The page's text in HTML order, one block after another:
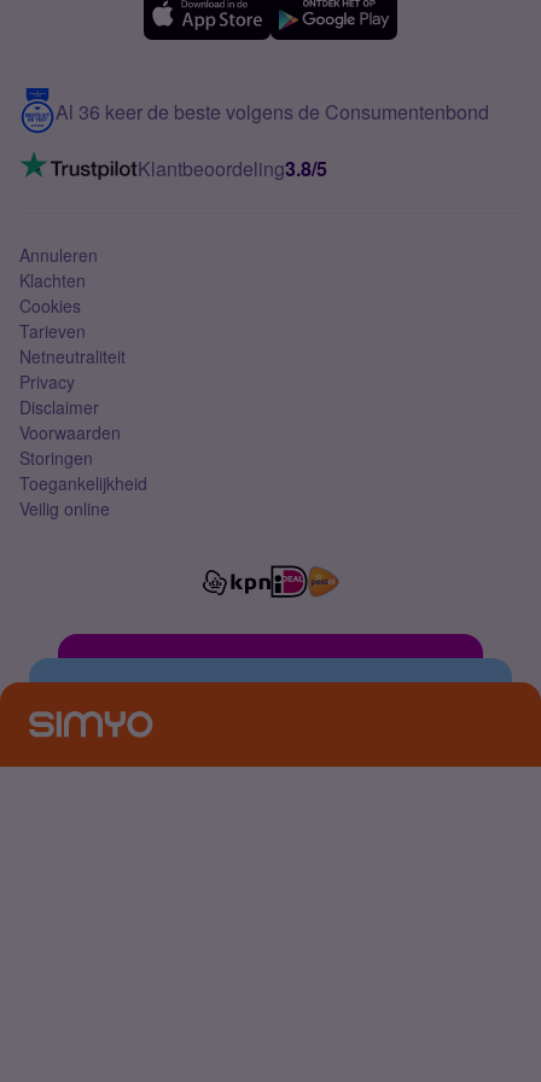
Meerdere nummers
5G internet
Mobiel internet
Mobiel abonnement
Contact
VoLTE 4G bellen
Al 36 keer de beste volgens de Consumentenbond
Klantbeoordeling3.8/5
Annuleren
Klachten
Cookies
Tarieven
Netneutraliteit
Privacy
Disclaimer
Voorwaarden
Storingen
Toegankelijkheid
Veilig online